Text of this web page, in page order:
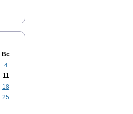
Вс
4
11
18
25